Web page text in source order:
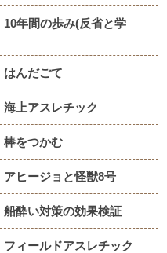
年間の歩み(反省と学
はんだごて
上アスレチック
棒をつかむ
ヒージョと怪獣8号
酔い対策の効果検証
ィールドアスレチック